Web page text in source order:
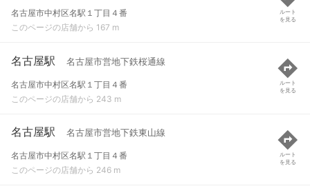
名古屋市中村区名駅１丁目４番
このページの店舗から 167 m
ルート
を見る
名古屋駅 名古屋市営地下鉄桜通線
名古屋市中村区名駅１丁目４番
このページの店舗から 243 m
ルート
を見る
名古屋駅 名古屋市営地下鉄東山線
名古屋市中村区名駅１丁目４番
このページの店舗から 246 m
ルート
を見る